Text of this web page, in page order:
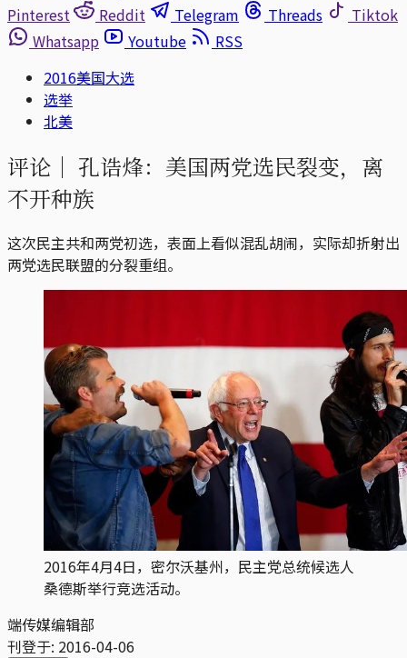
Pinterest
Reddit Telegram Threads
Tiktok
Whatsapp
Youtube
RSS
2016美国大选
选举
北美
评论｜ 孔诰烽：美国两党选民裂变，离
不开种族
这次民主共和两党初选，表面上看似混乱胡闹，实际却折射出
两党选民联盟的分裂重组。
2016年4月4日，密尔沃基州，民主党总统候选人
桑德斯举行竞选活动。
端传媒编辑部
刊登于: 2016-04-06